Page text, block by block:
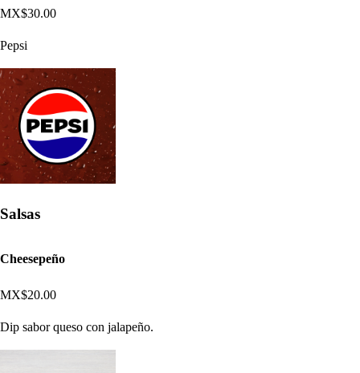
MX$30.00
Pepsi
Salsas
Cheesepeño
MX$20.00
Dip sabor queso con jalapeño.